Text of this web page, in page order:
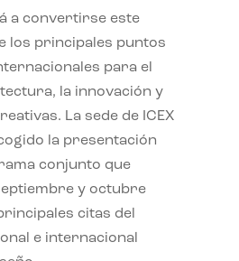
a convertirse este
los principales puntos
para el
la innovación y
La sede de ICEX
la presentación
conjunto que
y octubre
citas del
e internacional